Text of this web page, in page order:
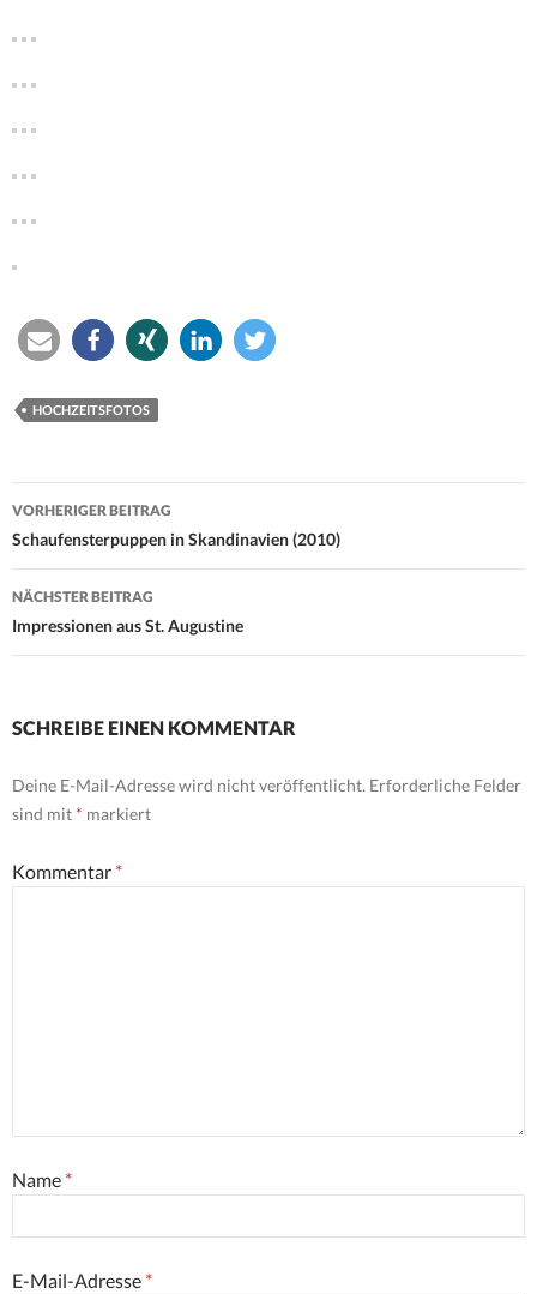
HOCHZEITSFOTOS
Beitrags-
Navigation
VORHERIGER BEITRAG
Schaufensterpuppen in Skandinavien (2010)
NÄCHSTER BEITRAG
Impressionen aus St. Augustine
SCHREIBE EINEN KOMMENTAR
Deine E-Mail-Adresse wird nicht veröffentlicht. Erforderliche Felder
sind mit* markiert
Kommentar *
Name *
E-Mail-Adresse *